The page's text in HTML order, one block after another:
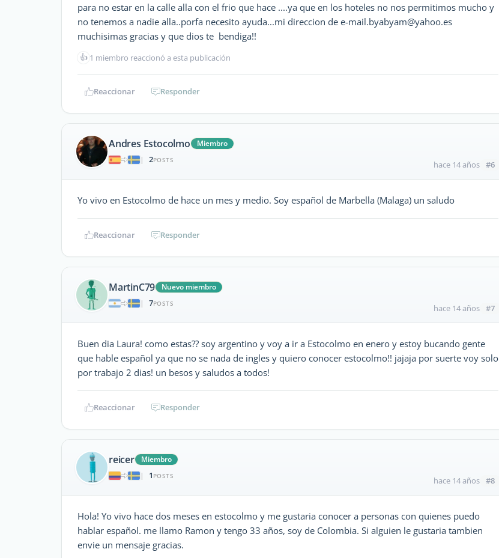
para no estar en la calle alla con el frio que hace ....ya que en los hoteles no nos permitimos mucho y
no tenemos a nadie alla..porfa necesito ayuda...mi direccion de e-mail.byabyam@yahoo.es
muchisimas gracias y que dios te bendiga!!
👍 1 miembro reaccionó a esta publicación
Reaccionar Responder
Andres Estocolmo
Miembro
|
2POSTS hace 14 años #6
Yo vivo en Estocolmo de hace un mes y medio. Soy español de Marbella (Malaga) un saludo
Reaccionar Responder
MartinC79
Nuevo miembro
|
7POSTS hace 14 años #7
Buen dia Laura! como estas?? soy argentino y voy a ir a Estocolmo en enero y estoy bucando gente
que hable español ya que no se nada de ingles y quiero conocer estocolmo!! jajaja por suerte voy solo
por trabajo 2 dias! un besos y saludos a todos!
Reaccionar Responder
reicer
Miembro
|
1 POSTS hace 14 años #8
Hola! Yo vivo hace dos meses en estocolmo y me gustaria conocer a personas con quienes puedo
hablar español. me llamo Ramon y tengo 33 años, soy de Colombia. Si alguien le gustaria tambien
envie un mensaje gracias.